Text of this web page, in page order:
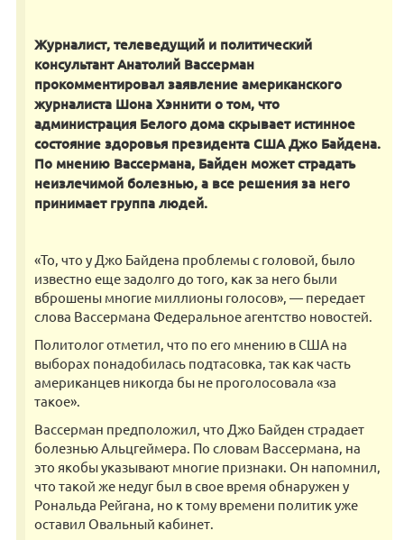
Журналист, телеведущий и политический
консультант Анатолий Вассерман
прокомментировал заявление американского
журналиста Шона Хэннити о том, что
администрация Белого дома скрывает истинное
состояние здоровья президента США Джо Байдена.
По мнению Вассермана, Байден может страдать
неизлечимой болезнью, а все решения за него
принимает группа людей.
«То, что у Джо Байдена проблемы с головой, было
известно еще задолго до того, как за него были
вброшены многие миллионы голосов», — передает
слова Вассермана Федеральное агентство новостей.
Политолог отметил, что по его мнению в США на
выборах понадобилась подтасовка, так как часть
американцев никогда бы не проголосовала «за
такое».
Вассерман предположил, что Джо Байден страдает
болезнью Альцгеймера. По словам Вассермана, на
это якобы указывают многие признаки. Он напомнил,
что такой же недуг был в свое время обнаружен у
Рональда Рейгана, но к тому времени политик уже
оставил Овальный кабинет.